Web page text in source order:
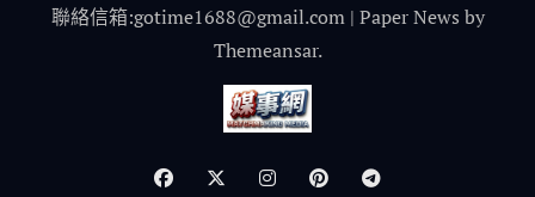
聯絡信箱:gotime1688@gmail.com | Paper News by
Themeansar.